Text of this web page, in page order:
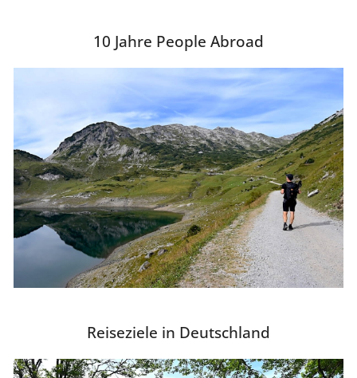
10 Jahre People Abroad
Reiseziele in Deutschland